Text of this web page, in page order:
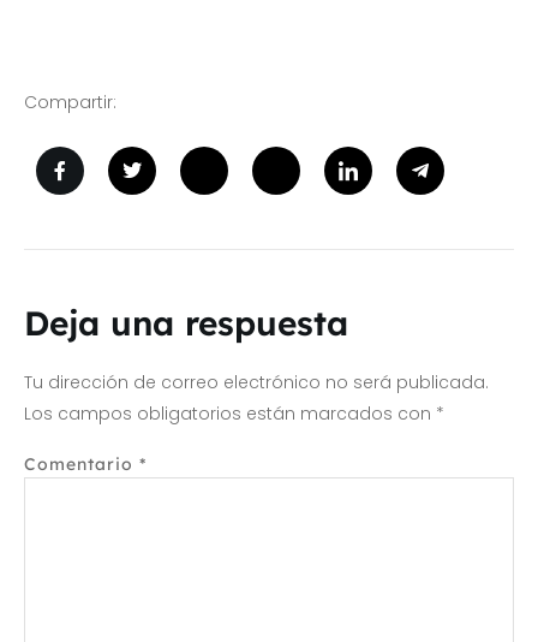
Compartir:
Deja una respuesta
Tu dirección de correo electrónico no será publicada.
Los campos obligatorios están marcados con *
Comentario *